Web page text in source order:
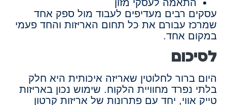
התאמה לעסקי מזון
עסקים רבים מעדיפים לעבוד מול ספק אחד
שמרכז עבורם את כל תחום האריזות והחד פעמי
במקום אחד.
לסיכום
היום ברור לחלוטין שאריזה איכותית היא חלק
בלתי נפרד מחוויית הלקוח. שימוש נכון באריזות
טייק אווי, יחד עם פתרונות של אריזות קרטון